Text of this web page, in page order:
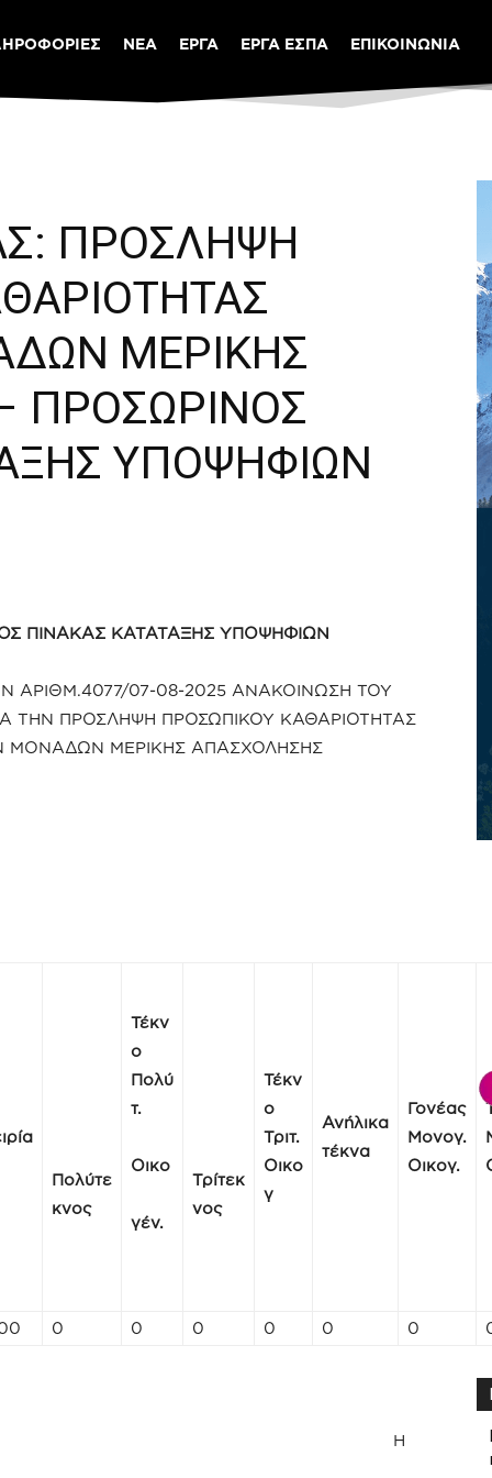
ΝΕΑ ΕΡΓΑ ΕΡΓΑ ΕΣΠΑ ΕΠΙΚΟΙΝΩΝΙΑ
ΠΡΟΣΛΗΨΗ
ΜΕΡΙΚΗΣ
ΠΡΟΣΩΡΙΝΟΣ
ΥΠΟΨΗΦΙΩΝ
ΠΙΝΑΚΑΣ ΚΑΤΑΤΑΞΗΣ ΥΠΟΨΗΦΙΩΝ
07-08-2025 ΑΝΑΚΟΙΝΩΣΗ ΤΟΥ
ΤΗΝ ΠΡΟΣΛΗΨΗ ΠΡΟΣΩΠΙΚΟΥ ΚΑΘΑΡΙΟΤΗΤΑΣ
ΜΟΝΑΔΩΝ ΜΕΡΙΚΗΣ ΑΠΑΣΧΟΛΗΣΗΣ
Πολύτε
κνος
Τέκν
ο
Πολύ
τ.
Οικο
γέν.
Τρίτεκ
νος
Τέκν
ο
Τριτ.
Οικο
γ
Ανήλικα
τέκνα
Γονέας
Μονογ.
Οικογ.
0 0 0 0 0 0
08-2025 Η